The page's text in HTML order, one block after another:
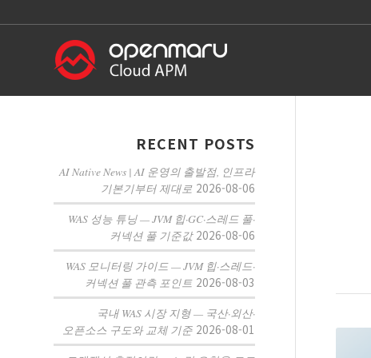
RECENT POSTS
AI Native News | AI 운영의 출발점, 인프라
기본기부터 제대로 2026-08-06
WAS 성능 튜닝 — JVM 힙·GC·스레드 풀·
커넥션 풀 기준값 2026-08-06
WAS 모니터링 가이드 — JVM 힙·스레드·
커넥션 풀 관측 포인트 2026-08-03
국내 WAS 시장 지형 — 국산·외산·
오픈소스 구도와 교체 기준 2026-08-01